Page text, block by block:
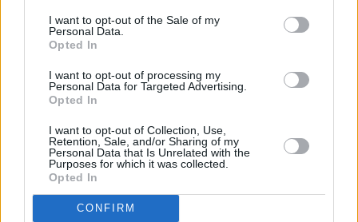
cualquier momento entrando de nuevo en este sitio web o
visitando nuestra política de privacidad.
I want to opt-out of the Sale of my
Personal Data.
Opted In
I want to opt-out of processing my
Personal Data for Targeted Advertising.
Opted In
I want to opt-out of Collection, Use,
Retention, Sale, and/or Sharing of my
Personal Data that Is Unrelated with the
Purposes for which it was collected.
Opted In
CONFIRM